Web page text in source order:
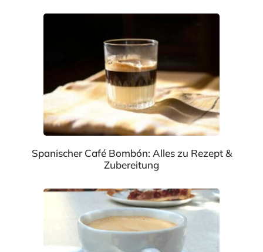
Spanischer Café Bombón: Alles zu Rezept &
Zubereitung